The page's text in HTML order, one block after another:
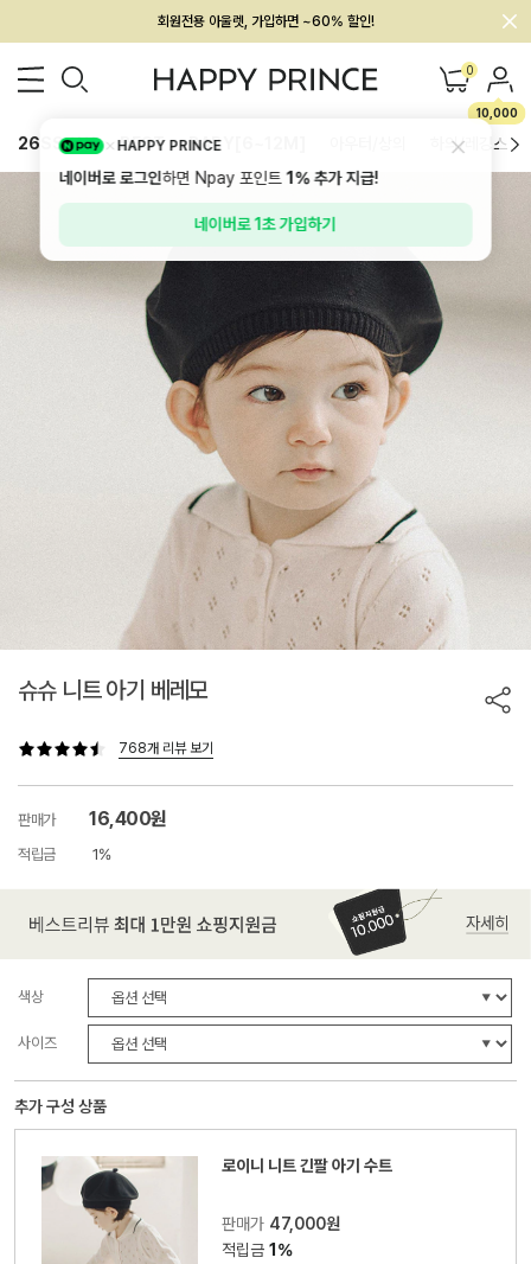
회원전용 아울렛, 가입하면 ~60% 할인!
멤버십 최대 28,000원 혜택 0
10,000
26SS 신상 BEST BABY[6~12M] 하의/레깅스
슈슈 니트 아기 베레모
768개 리뷰 보기
판매가 16,400원
적립금 1%
색상
사이즈
추가 구성 상품
로이니 니트 긴팔 아기 수트
판매가 47,000원
적립금1%
HAPPY PRINCE
네이버로 로그인하면 Npay 포인트1%추가 지급!
네이버로 1초 가입하기